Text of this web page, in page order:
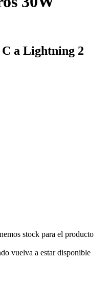
a Lightning 2
stock para el producto
vuelva a estar disponible